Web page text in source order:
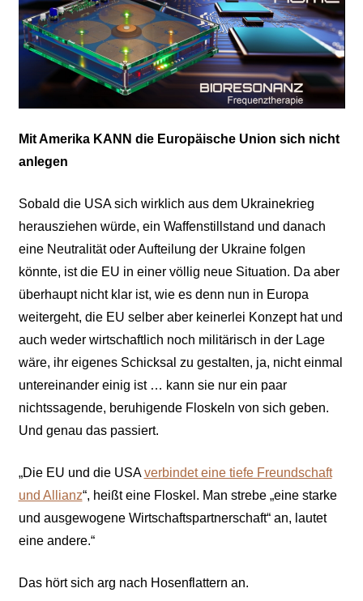
Mit Amerika KANN die Europäische Union sich nicht
anlegen
Sobald die USA sich wirklich aus dem Ukrainekrieg
herausziehen würde, ein Waffenstillstand und danach
eine Neutralität oder Aufteilung der Ukraine folgen
könnte, ist die EU in einer völlig neue Situation. Da aber
überhaupt nicht klar ist, wie es denn nun in Europa
weitergeht, die EU selber aber keinerlei Konzept hat und
auch weder wirtschaftlich noch militärisch in der Lage
wäre, ihr eigenes Schicksal zu gestalten, ja, nicht einmal
untereinander einig ist … kann sie nur ein paar
nichtssagende, beruhigende Floskeln von sich geben.
Und genau das passiert.
„Die EU und die USAverbindet eine tiefe Freundschaft
und Allianz“, heißt eine Floskel. Man strebe „eine starke
und ausgewogene Wirtschaftspartnerschaft“ an, lautet
eine andere.“
Das hört sich arg nach Hosenflattern an.